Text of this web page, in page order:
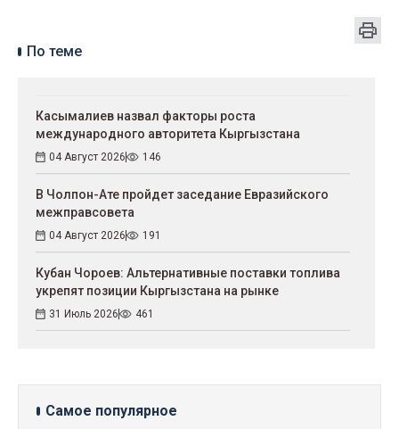
По теме
Касымалиев назвал факторы роста
международного авторитета Кыргызстана
04 Август 2026 146
В Чолпон-Ате пройдет заседание Евразийского
межправсовета
04 Август 2026 191
Кубан Чороев: Альтернативные поставки топлива
укрепят позиции Кыргызстана на рынке
31 Июль 2026 461
Самое популярное